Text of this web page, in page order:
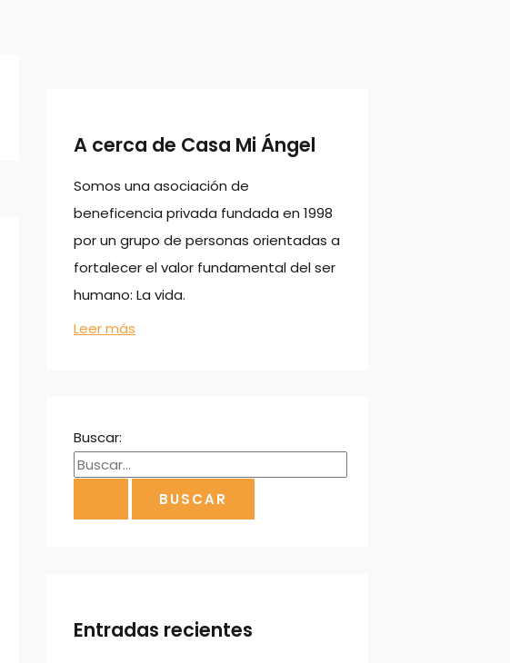
A cerca de Casa Mi Ángel
Somos una asociación de
beneficencia privada fundada en 1998
por un grupo de personas orientadas a
fortalecer el valor fundamental del ser
humano: La vida.
Leer más
Buscar:
Entradas recientes